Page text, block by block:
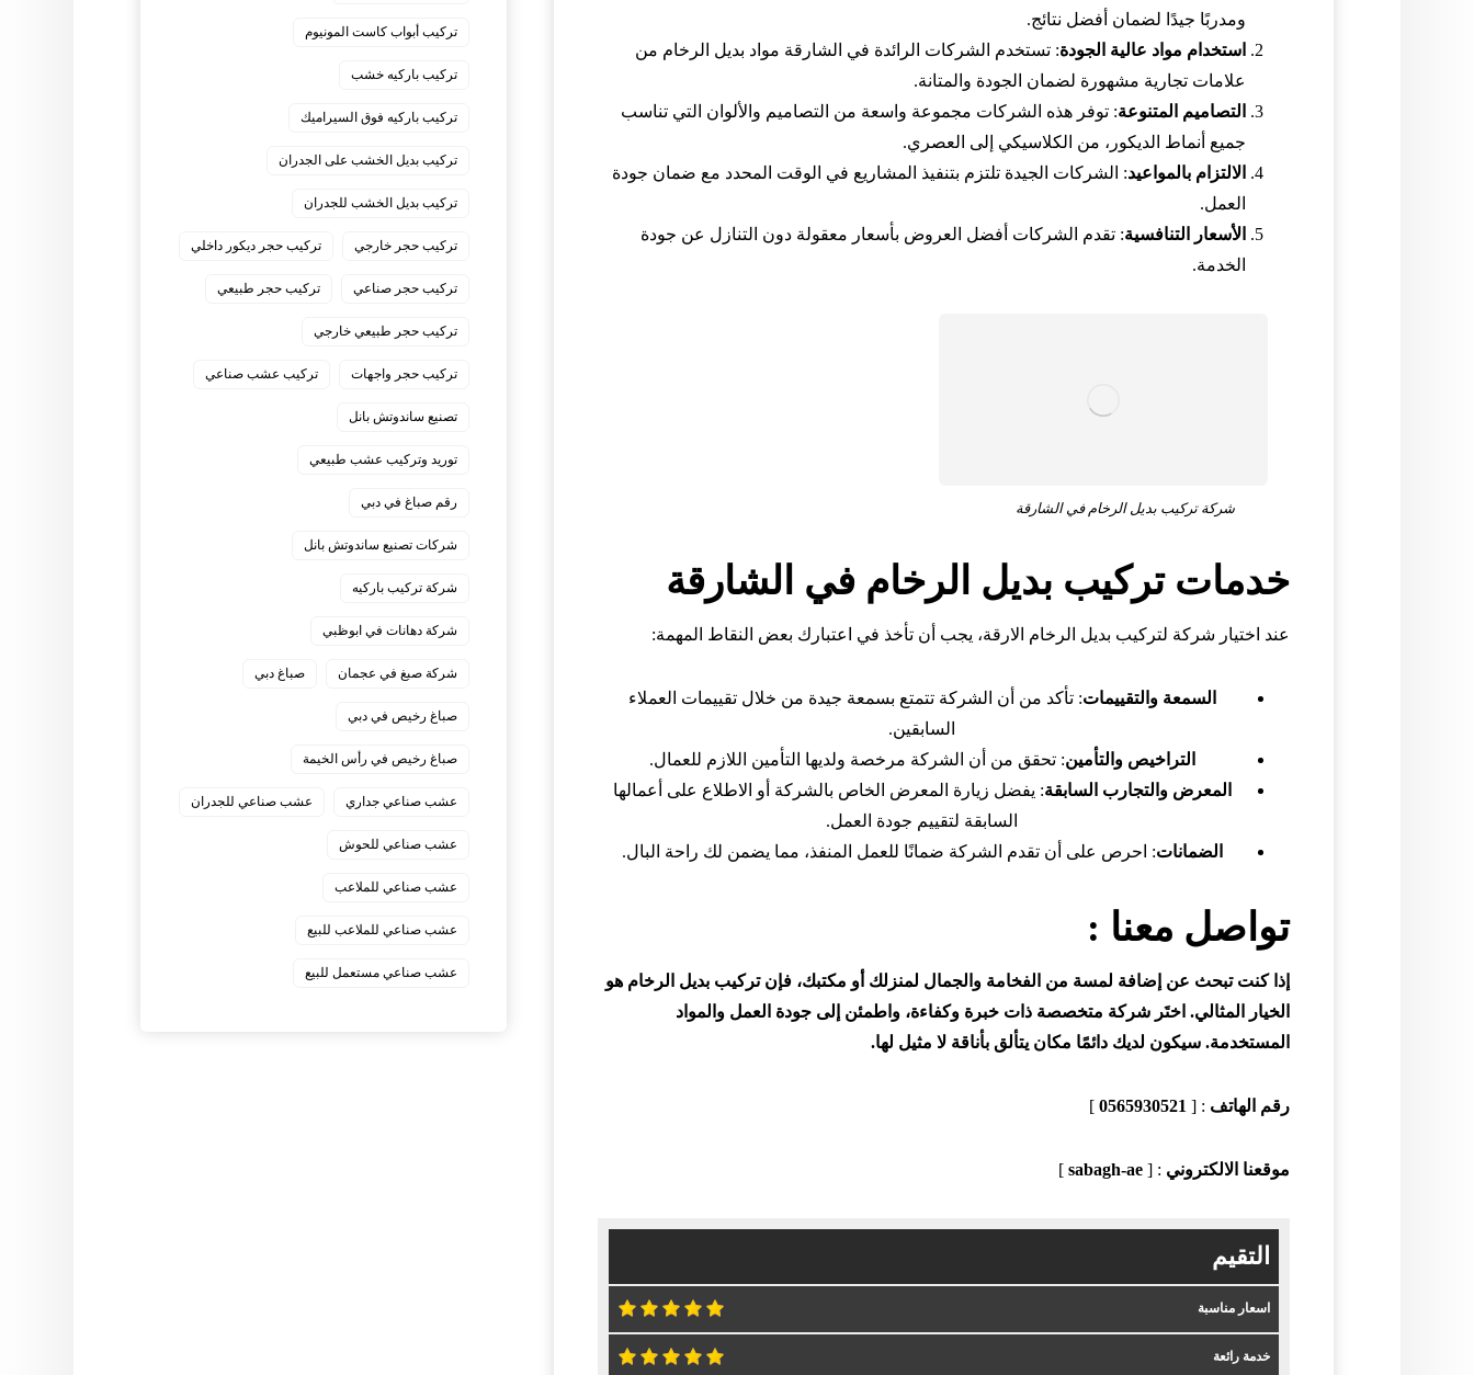
ومدربًا جيدًا لضمان أفضل نتائج.
استخدام مواد عالية الجودة: تستخدم الشركات الرائدة في الشارقة مواد بديل الرخام من
علامات تجارية مشهورة لضمان الجودة والمتانة.
التصاميم المتنوعة: توفر هذه الشركات مجموعة واسعة من التصاميم والألوان التي تناسب
جميع أنماط الديكور، من الكلاسيكي إلى العصري.
الالتزام بالمواعيد: الشركات الجيدة تلتزم بتنفيذ المشاريع في الوقت المحدد مع ضمان جودة
العمل.
الأسعار التنافسية: تقدم الشركات أفضل العروض بأسعار معقولة دون التنازل عن جودة
الخدمة.
شركة تركيب بديل الرخام في الشارقة
خدمات تركيب بديل الرخام في الشارقة
عند اختيار شركة لتركيب بديل الرخام الارقة، يجب أن تأخذ في اعتبارك بعض النقاط المهمة:
السمعة والتقييمات: تأكد من أن الشركة تتمتع بسمعة جيدة من خلال تقييمات العملاء
السابقين.
التراخيص والتأمين: تحقق من أن الشركة مرخصة ولديها التأمين اللازم للعمال.
المعرض والتجارب السابقة: يفضل زيارة المعرض الخاص بالشركة أو الاطلاع على أعمالها
السابقة لتقييم جودة العمل.
الضمانات: احرص على أن تقدم الشركة ضمانًا للعمل المنفذ، مما يضمن لك راحة البال.
تواصل معنا :
إذا كنت تبحث عن إضافة لمسة من الفخامة والجمال لمنزلك أو مكتبك، فإن تركيب بديل الرخام هو
الخيار المثالي. اختَر شركة متخصصة ذات خبرة وكفاءة، واطمئن إلى جودة العمل والمواد
المستخدمة. سيكون لديك دائمًا مكان يتألق بأناقة لا مثيل لها.
رقم الهاتف : [
0565930521
]
موقعنا الالكتروني : [
sabagh-ae
]
التقيم
اسعار مناسبة
خدمة رائعة
تركيب أبواب كاست المونيوم
تركيب باركيه خشب
تركيب باركيه فوق السيراميك
تركيب بديل الخشب على الجدران
تركيب بديل الخشب للجدران
تركيب حجر خارجي تركيب حجر ديكور داخلي
تركيب حجر صناعي تركيب حجر طبيعي
تركيب حجر طبيعي خارجي
تركيب حجر واجهات تركيب عشب صناعي
تصنيع ساندوتش بانل
توريد وتركيب عشب طبيعي
رقم صباغ في دبي
شركات تصنيع ساندوتش بانل
شركة تركيب باركيه
شركة دهانات في ابوظبي
شركة صبغ في عجمان صباغ دبي
صباغ رخيص في دبي
صباغ رخيص في رأس الخيمة
عشب صناعي جداري عشب صناعي للجدران
عشب صناعي للحوش
عشب صناعي للملاعب
عشب صناعي للملاعب للبيع
عشب صناعي مستعمل للبيع